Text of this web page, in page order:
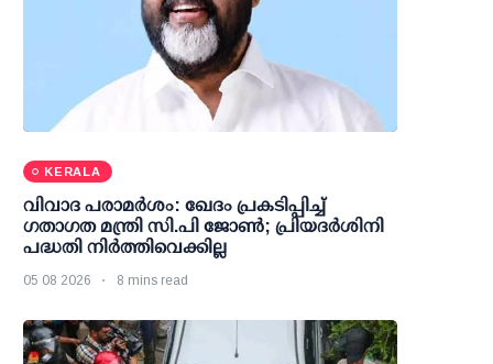
KERALA
വിവാദ പരാമര്‍ശം: ഖേദം പ്രകടിപ്പിച്ച്
ഗതാഗത മന്ത്രി സി.പി ജോണ്‍; പ്രിയദര്‍ശിനി
പദ്ധതി നിര്‍ത്തിവെക്കില്ല
05 08 2026 8 mins read